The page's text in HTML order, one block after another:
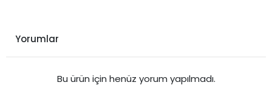
Yorumlar
Bu ürün için henüz yorum yapılmadı.